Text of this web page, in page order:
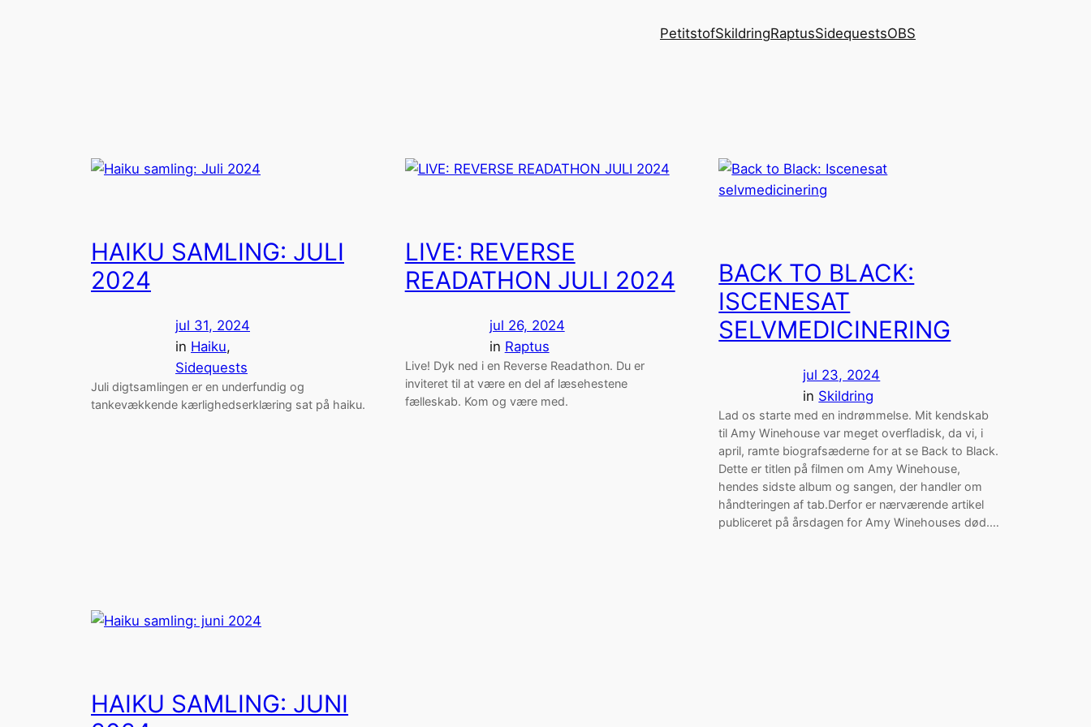
PetitstofSkildringRaptusSidequestsOBS
HAIKU SAMLING: JULI
2024
jul 31, 2024
in Haiku
Sidequests
Juli digtsamlingen er en underfundig og
tankevækkende kærlighedserklæring sat på haiku.
LIVE: REVERSE
READATHON JULI 2024
jul 26, 2024
in Raptus
Live! Dyk ned i en Reverse Readathon. Du er
inviteret til at være en del af læsehestene
fælleskab. Kom og være med.
BACK TO BLACK:
ISCENESAT
SELVMEDICINERING
jul 23, 2024
in Skildring
Lad os starte med en indrømmelse. Mit kendskab
til Amy Winehouse var meget overfladisk, da vi, i
april, ramte biografsæderne for at se Back to Black.
Dette er titlen på filmen om Amy Winehouse,
hendes sidste album og sangen, der handler om
håndteringen af tab.Derfor er nærværende artikel
publiceret på årsdagen for Amy Winehouses død.…
HAIKU SAMLING: JUNI